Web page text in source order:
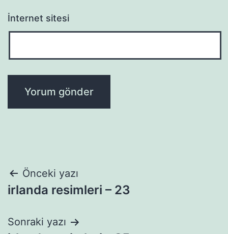
İnternet sitesi
Yazı
gezinmesi
Önceki yazı
irlanda resimleri – 23
Sonraki yazı